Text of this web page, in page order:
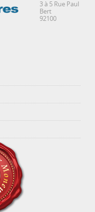
3 à 5 Rue Paul
Bert
92100